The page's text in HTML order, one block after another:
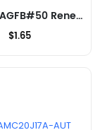
R5F10WMAGFB#50 Renesas Electronics America Inc Microcontrôleurs
$1.65